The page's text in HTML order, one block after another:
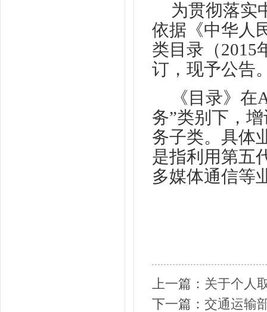
为贯彻落实
依据《中华人
类目录（2015
订，现予公告
《目录》
务”类别下，
务子类。具体
是指利用第五
多媒体通信等
上一篇： 关于个人
下一篇： 交通运输